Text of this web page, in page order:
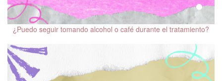
¿Puedo seguir tomando alcohol o café durante el tratamiento?